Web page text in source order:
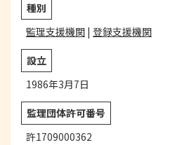
種別
監理支援機関 | 登録支援機関
設立
1986年3月7日
監理団体許可番号
許1709000362